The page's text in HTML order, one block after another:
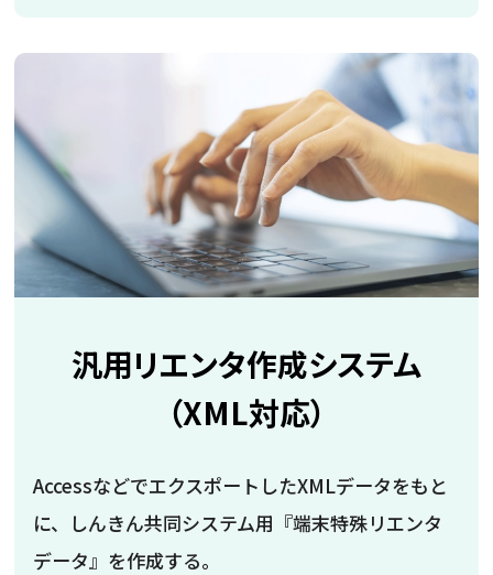
汎用リエンタ作成システム
（XML対応）
AccessなどでエクスポートしたXMLデータをもと
に、しんきん共同システム用『端末特殊リエンタ
データ』を作成する。